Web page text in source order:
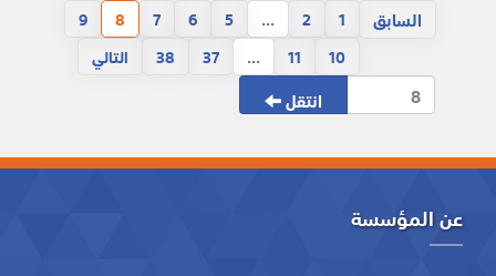
السابق 1
2
...
5
6
7
8
9
10
11
...
37
38 التالي
انتقل
عن المؤسسة